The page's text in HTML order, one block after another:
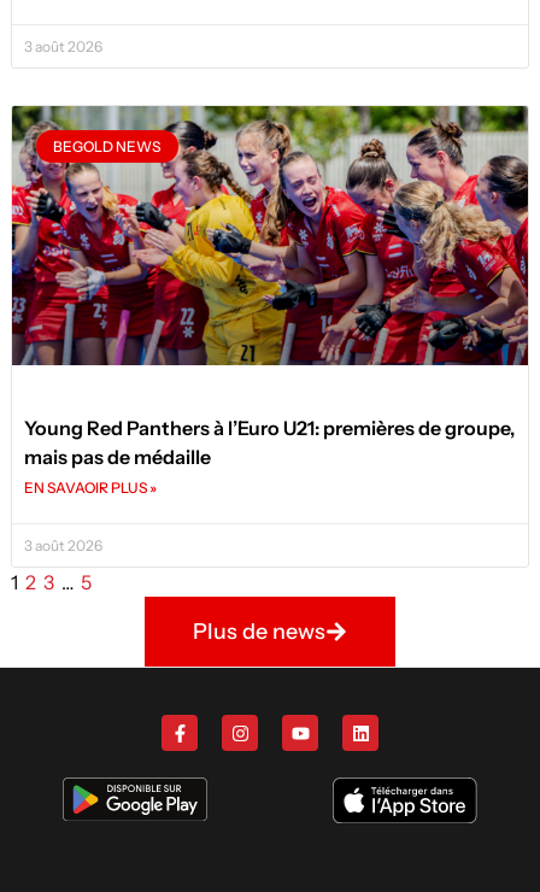
3 août 2026
BEGOLD NEWS
Young Red Panthers à l’Euro U21: premières de groupe,
mais pas de médaille
EN SAVAOIR PLUS »
3 août 2026
1 2 3 … 5
Plus de news